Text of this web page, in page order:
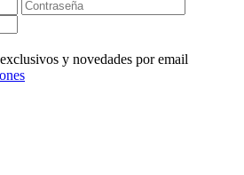
y novedades por email